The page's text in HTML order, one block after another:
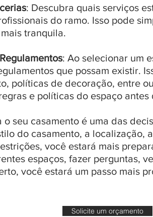
: Descubra quais serviços
do ramo. Isso pode
tranquila.
: Ao selecionar um
que possam existir.
políticas de decoração, entre
e políticas do espaço
seu casamento é uma das
do casamento, a localização,
você estará mais
espaços, fazer perguntas,
você estará um passo mais
Solicite um orçamento